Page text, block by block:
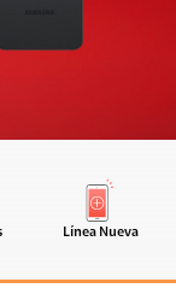
Línea Nueva